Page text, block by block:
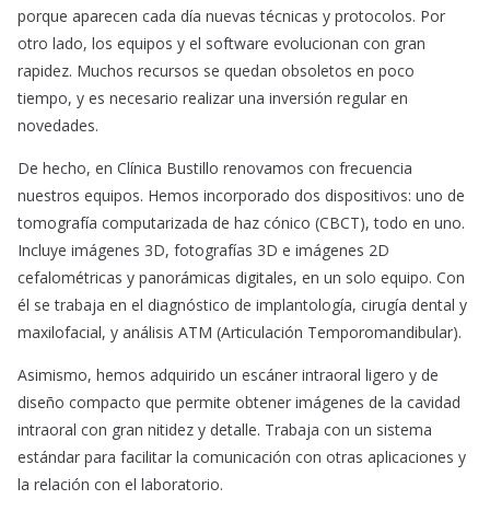
porque aparecen cada día nuevas técnicas y protocolos. Por
otro lado, los equipos y el software evolucionan con gran
rapidez. Muchos recursos se quedan obsoletos en poco
tiempo, y es necesario realizar una inversión regular en
novedades.
De hecho, en Clínica Bustillo renovamos con frecuencia
nuestros equipos. Hemos incorporado dos dispositivos: uno de
tomografía computarizada de haz cónico (CBCT), todo en uno.
Incluye imágenes 3D, fotografías 3D e imágenes 2D
cefalométricas y panorámicas digitales, en un solo equipo. Con
él se trabaja en el diagnóstico de implantología, cirugía dental y
maxilofacial, y análisis ATM (Articulación Temporomandibular).
Asimismo, hemos adquirido un escáner intraoral ligero y de
diseño compacto que permite obtener imágenes de la cavidad
intraoral con gran nitidez y detalle. Trabaja con un sistema
estándar para facilitar la comunicación con otras aplicaciones y
la relación con el laboratorio.